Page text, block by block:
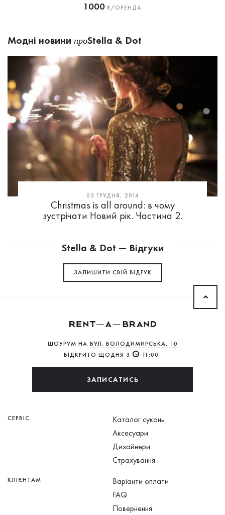
1000 ₴/ОРЕНДА
Модні новини проStella & Dot
03 ГРУДНЯ, 2014
Christmas is all around: в чому
зустрічати Новий рік. Частина 2.
Stella & Dot — Відгуки
ЗАЛИШИТИ СВIЙ ВІДГУК
ШОУРУМ НА ВУЛ. ВОЛОДИМИРСЬКА, 10
ВІДКРИТО ЩОДНЯ З
11:00
ЗАПИСАТИСЬ
СЕРВІС
Каталог суконь
Аксесуари
Дизайнери
Страхування
КЛІЄНТАМ
Варіанти оплати
FAQ
Повернення